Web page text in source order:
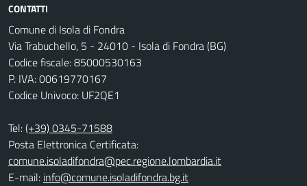
CONTATTI
Comune di Isola di Fondra
Via Trabuchello, 5 - 24010 - Isola di Fondra (BG)
Codice fiscale: 85000530163
P. IVA: 00619770167
Codice Univoco: UF2QE1
Tel:(+39) 0345-71588
Posta Elettronica Certificata:
comune.isoladifondra@pec.regione.lombardia.it
E-mail: info@comune.isoladifondra.bg.it